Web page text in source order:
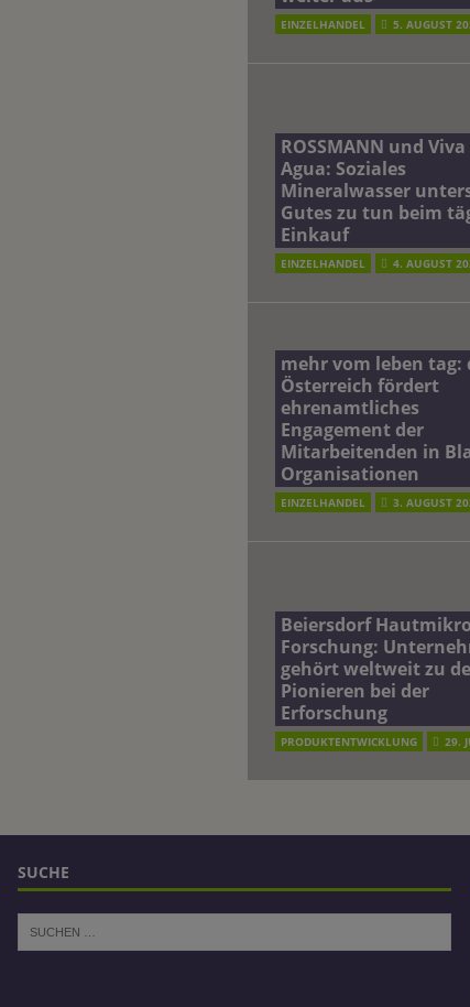
EINZELHANDEL 5. AUGUST
ROSSMANN und
Agua: Soziales
Mineralwasser
Gutes zu tun beim
Einkauf
EINZELHANDEL 4. AUGUST
mehr vom leben tag:
Österreich fördert
ehrenamtliches
Engagement der
Mitarbeitenden in
Organisationen
EINZELHANDEL 3. AUGUST
Beiersdorf
Forschung:
gehört weltweit zu
Pionieren bei der
Erforschung
PRODUKTENTWICKLUNG 29.
SUCHE